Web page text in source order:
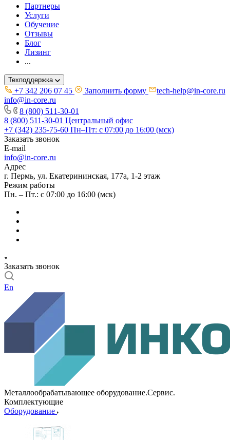
Партнеры
Услуги
Обучение
Отзывы
Блог
Лизинг
...
Техподдержка
+7 342 206 07 45 Заполнить форму
tech-help@in-core.ru
info@in-core.ru
8 (800) 511-30-01
8 (800) 511-30-01 Центральный офис
+7 (342) 235-75-60 Пн–Пт: с 07:00 до 16:00 (мск)
Заказать звонок
E-mail
info@in-core.ru
Адрес
г. Пермь, ул. ​Екатерининская, 177а, ​1-2 этаж
Режим работы
Пн. – Пт.: с 07:00 до 16:00 (мск)
Заказать звонок
En
Металлообрабатывающее оборудование.Сервис.
Комплектующие
Оборудование